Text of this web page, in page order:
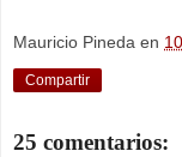
Mauricio Pineda en
Compartir
25 comentarios: